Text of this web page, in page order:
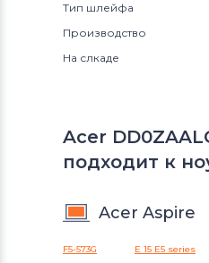
Тип шлейфа
Производство
На слкаде
Acer
подходит к
Acer Aspire
F5-573G E 15 E5 series